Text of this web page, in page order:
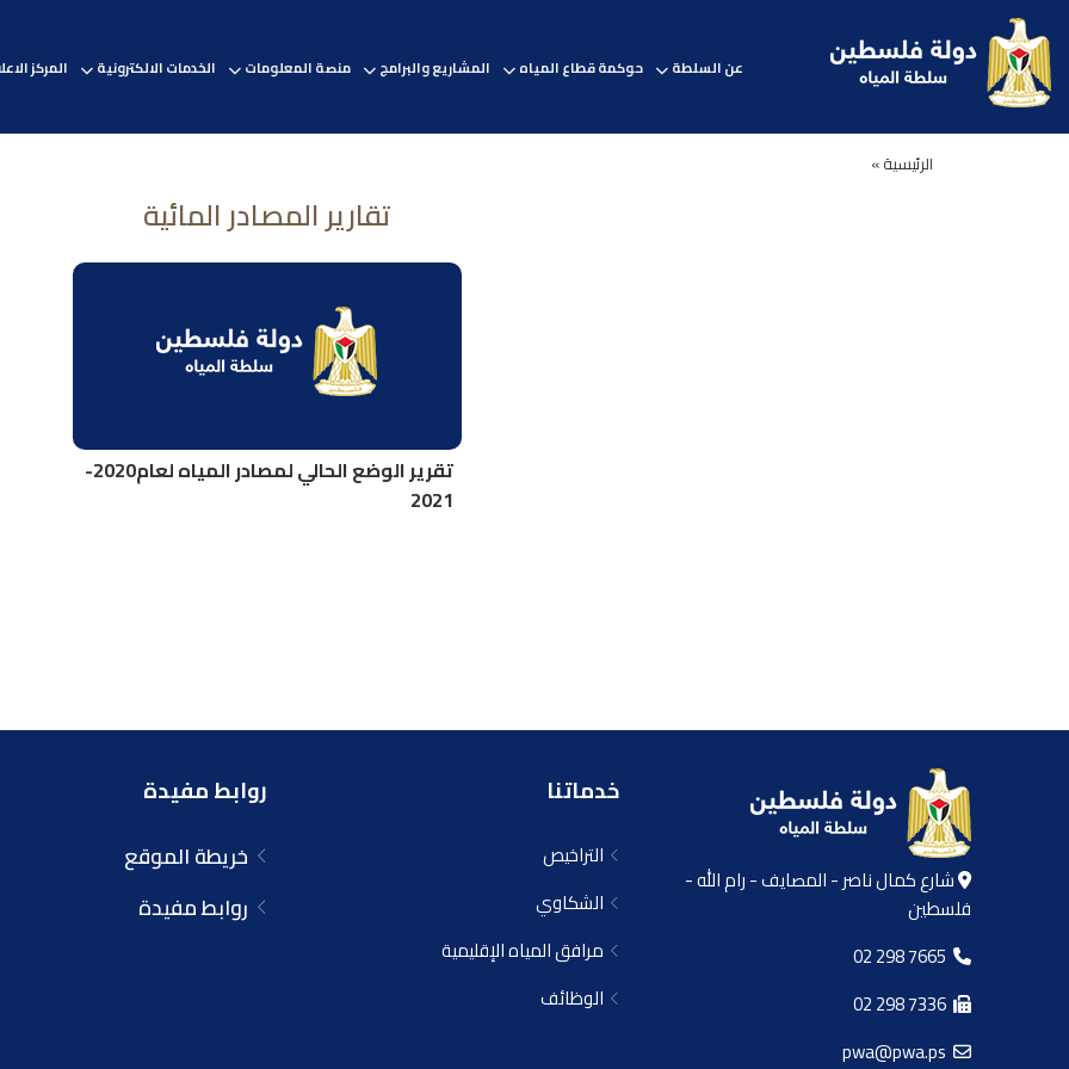
عن السلطة حوكمة قطاع المياه المشاريع والبرامج منصة المعلومات الخدمات الالكترونية المركز
الرئيسية »
تقارير المصادر المائية
تقرير الوضع الحالي لمصادر المياه لعام2020-
2021
شارع كمال ناصر - المصايف - رام الله -
فلسطين
02 298 7665
02 298 7336
pwa@pwa.ps
خدماتنا
التراخيص
الشكاوي
مرافق المياه الإقليمية
الوظائف
روابط مفيدة
خريطة الموقع
روابط مفيدة